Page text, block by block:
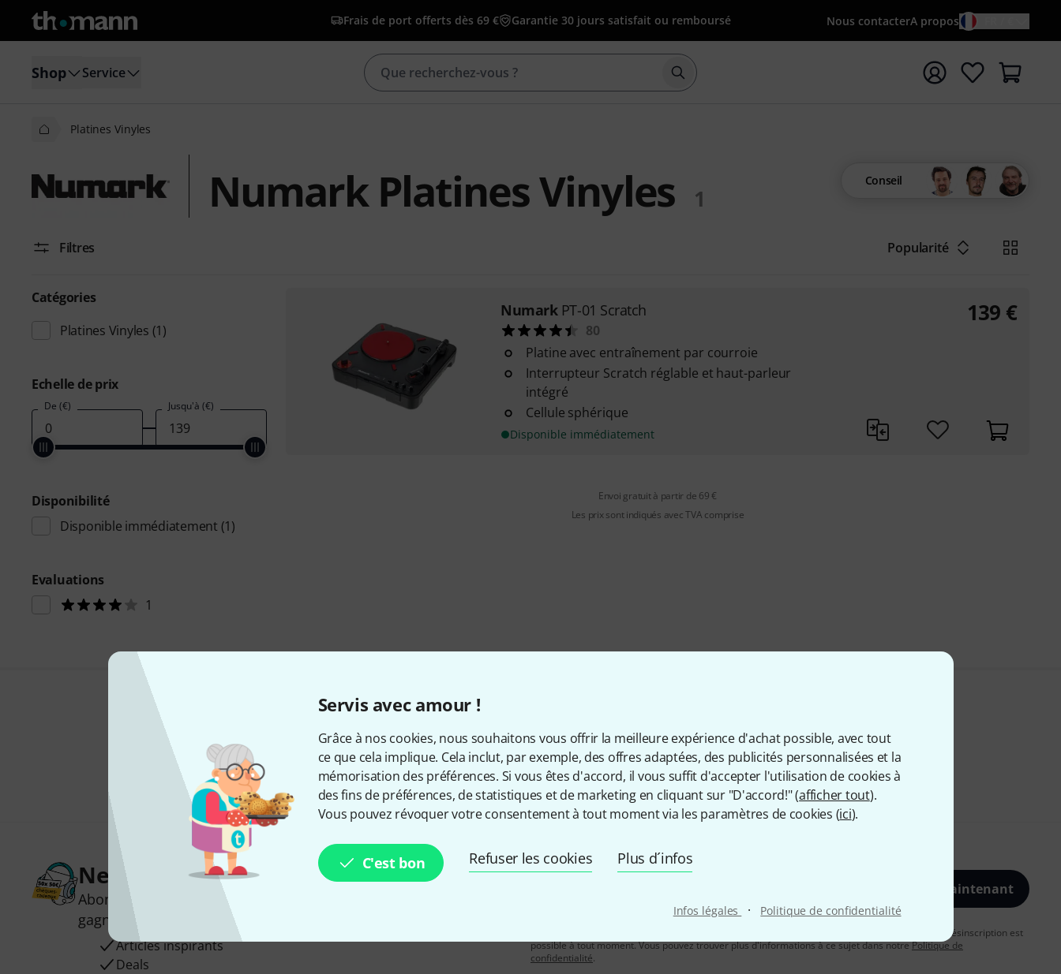
Servis avec amour !
Grâce à nos cookies, nous souhaitons vous offrir la meilleure expérience d'achat possible, avec tout
ce que cela implique. Cela inclut, par exemple, des offres adaptées, des publicités personnalisées et la
mémorisation des préférences. Si vous êtes d'accord, il vous suffit d'accepter l'utilisation de cookies à
des fins de préférences, de statistiques et de marketing en cliquant sur "D'accord!" (afficher tout).
Vous pouvez révoquer votre consentement à tout moment via les paramètres de cookies (ici).
C'est bon Refuser les cookies Plus d´infos
Infos légales · Politique de confidentialité
Frais de port offerts dès 69 € Garantie 30 jours satisfait ou remboursé Nous contacterA propos
Shop Service Démarrer la recherche avec le terme de recherche
Platines Vinyles
Numark Platines Vinyles 1
Conseil
Filtres Popularité
Catégories
Platines Vinyles (1)
Echelle de prix
De (€) Jusqu'à (€)
Disponibilité
Disponible immédiatement (1)
Evaluations
1
Numark PT-01 Scratch
80
Platine avec entraînement par courroie
Interrupteur Scratch réglable et haut-parleur
intégré
Cellule sphérique
Disponible immédiatement
139 €
Envoi gratuit à partir de 69 €
Les prix sont indiqués avec TVA comprise
Aimez-vous ce que vous voyez ?
Partager Aide et commentaires
Newsletters Thomann
Abonnez-vous à la newsletter Thomann et, avec un peu de chance,
gagnez l'un des 50 bons d'achat d'une valeur de 50 € chacun!
Articles inspirants
Deals
S'inscrire maintenant
En cliquant sur "S'inscrire maintenant", vous acceptez de recevoir des publicités par e-mail. La désinscription est
possible à tout moment. Vous pouvez trouver plus d'informations à ce sujet dans notrePolitique de
confidentialité.